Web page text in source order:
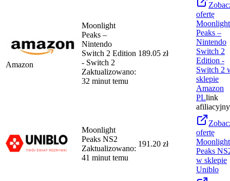
Amazon
Moonlight
Peaks –
Nintendo
Switch 2 Edition
- Switch 2
Zaktualizowano:
32 minut temu
189.05 zł
ofertę
Moonlight
Peaks –
Nintendo
Switch 2
Edition -
Switch 2
sklepie
Amazon
PLlink
afiliacyjny
Moonlight
Peaks NS2
Zaktualizowano:
41 minut temu
191.20 zł
ofertę
Moonlight
Peaks
w sklepie
Uniblo